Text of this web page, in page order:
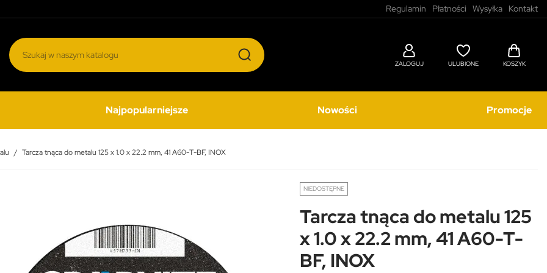
Regulamin Płatności Wysyłka Kontakt
ZALOGUJ ULUBIONE KOSZYK
Najpopularniejsze Nowości Promocje
Tarcza tnąca do metalu 125 x 1.0 x 22.2 mm, 41 A60-T-BF, INOX
NIEDOSTĘPNE
Tarcza tnąca do metalu 125
x 1.0 x 22.2 mm, 41 A60-T-
BF, INOX